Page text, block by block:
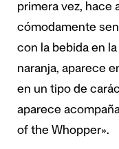
primera vez, hace
cómodamente
con la bebida en
naranja, aparece
en un tipo de
aparece
of the Whopper».